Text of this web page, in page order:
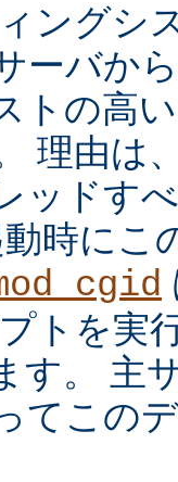
ングシ
ーバか
トの高
理由は
ッドす
時にこ
トを実
す。 主
てこの